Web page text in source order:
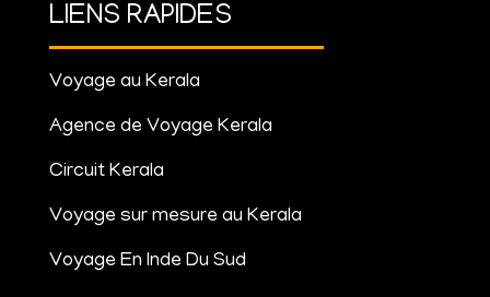
LIENS RAPIDES
Voyage au Kerala
Agence de Voyage Kerala
Circuit Kerala
Voyage sur mesure au Kerala
Voyage En Inde Du Sud